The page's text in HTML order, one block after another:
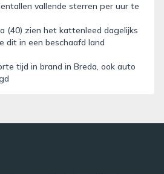
vallende sterren per uur te
(40) zien het kattenleed dagelijks
dit in een beschaafd land
tijd in brand in Breda, ook auto